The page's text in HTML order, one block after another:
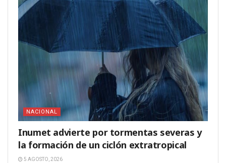
NACIONAL
Inumet advierte por tormentas severas y
la formación de un ciclón extratropical
5 AGOSTO, 2026